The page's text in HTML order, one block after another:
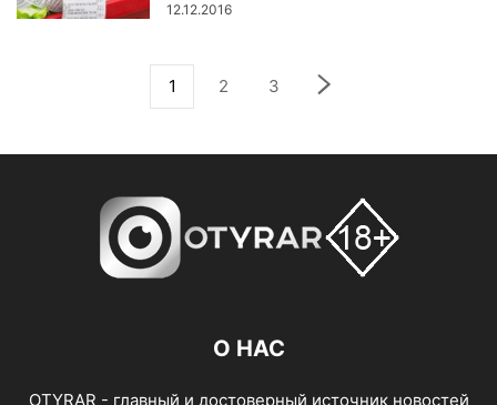
12.12.2016
1 2 3
О НАС
OTYRAR - главный и достоверный источник новостей